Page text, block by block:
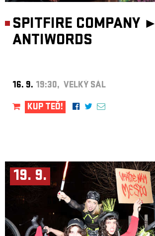
SPITFIRE COMPANY ►
ANTIWORDS
16. 9. 19:30, VELKÝ SÁL
KUP TEĎ!
19. 9.